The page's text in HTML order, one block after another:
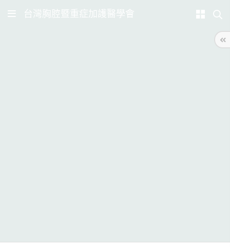
台灣胸腔暨重症加護醫學會